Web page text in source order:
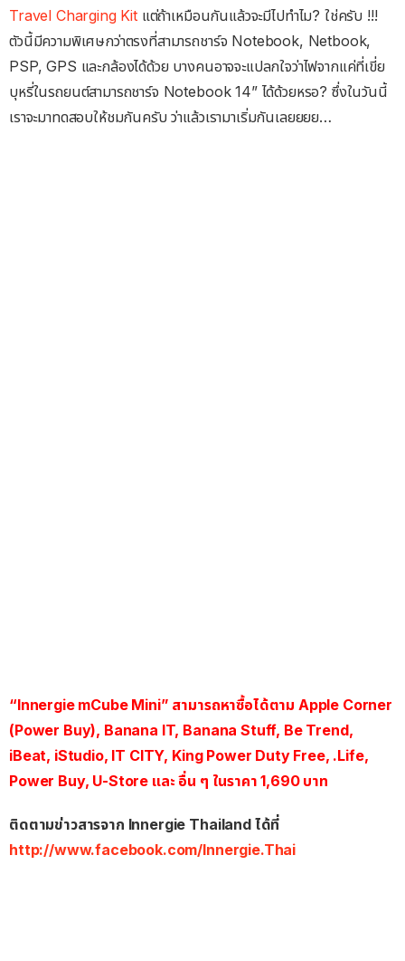
Travel Charging Kitแต่ถ้าเหมือนกันแล้วจะมีไปทำไม? ใช่ครับ !!!
ตัวนี้มีความพิเศษกว่าตรงที่สามารถชาร์จ Notebook, Netbook,
PSP, GPS และกล้องได้ด้วย บางคนอาจจะแปลกใจว่าไฟจากแค่ที่เขี่ย
บุหรี่ในรถยนต์สามารถชาร์จ Notebook 14” ได้ด้วยหรอ? ซึ่งในวันนี้
เราจะมาทดสอบให้ชมกันครับ ว่าแล้วเรามาเริ่มกันเลยยยย…
“Innergie mCube Mini” สามารถหาซื้อได้ตาม Apple Corner
(Power Buy), Banana IT, Banana Stuff, Be Trend,
iBeat, iStudio, IT CITY, King Power Duty Free, .Life,
Power Buy, U-Store และ อื่น ๆ ในราคา 1,690 บาท
ติดตามข่าวสารจาก Innergie Thailand ได้ที่
http://www.facebook.com/Innergie.Thai